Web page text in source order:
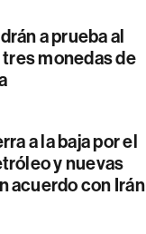
a prueba al
monedas de
a la baja por el
y nuevas
acuerdo con Irán